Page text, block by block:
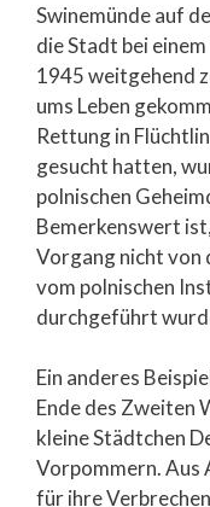
Swinemünde auf
die Stadt bei
1945 weitgehend
ums Leben
Rettung in
gesucht hatten,
polnischen
Bemerkenswert
Vorgang nicht von
vom polnischen
durchgeführt
Ein anderes
Ende des Zweiten
kleine Städtchen
Vorpommern. Aus
für ihre